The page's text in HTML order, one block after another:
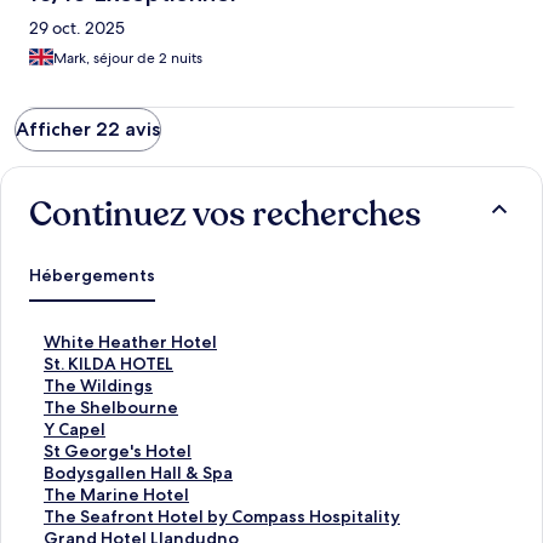
29 oct. 2025
Mark, séjour de 2 nuits
Afficher 22 avis
Continuez vos recherches
Hébergements
White Heather Hotel
L
i
e
n
o
u
v
r
a
n
St. KILDA HOTEL
L
i
e
n
o
u
v
r
a
The Wildings
L
i
e
n
o
u
v
r
The Shelbourne
L
i
e
n
o
u
v
Y Capel
L
i
e
n
o
u
St George's Hotel
L
i
e
n
o
Bodysgallen Hall & Spa
L
i
e
n
The Marine Hotel
L
i
e
The Seafront Hotel by Compass Hospitality
L
iGrand Hotel Llandudno
L